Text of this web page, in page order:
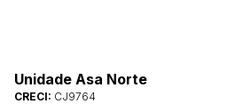
Unidade Asa Norte
CRECI: CJ9764